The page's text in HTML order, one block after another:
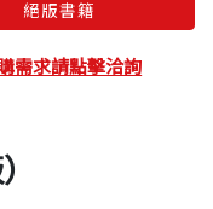
絕版書籍
需求請點擊洽詢